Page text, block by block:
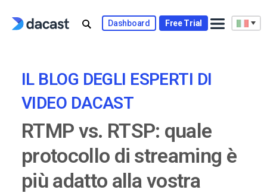
Dashboard Free Trial
IL BLOG DEGLI ESPERTI DI
VIDEO DACAST
RTMP vs. RTSP: quale
protocollo di streaming è
più adatto alla vostra